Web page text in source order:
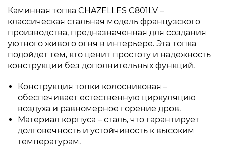
Каминная топка CHAZELLES C801LV –
классическая стальная модель французского
производства, предназначенная для создания
уютного живого огня в интерьере. Эта топка
подойдет тем, кто ценит простоту и надежность
конструкции без дополнительных функций.
Конструкция топки колосниковая –
обеспечивает естественную циркуляцию
воздуха и равномерное горение дров.
Материал корпуса – сталь, что гарантирует
долговечность и устойчивость к высоким
температурам.